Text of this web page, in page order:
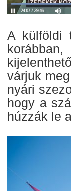
A külföldi
várjuk
nyári
hogy a
húzzák le